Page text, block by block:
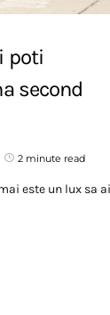
poti
second
2 minute read
este un lux sa